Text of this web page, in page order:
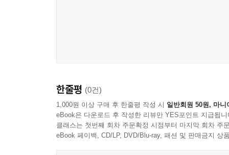
한줄평 (0건)
1,000원 이상 구매 후 한줄평 작성 시 일반회원 50원, 마니
eBook은 다운로드 후 작성한 리뷰만 YES포인트 지급됩니
클래스는 첫번째 회차 주문확정 시점부터 마지막 회차 주
eBook 페이백, CD/LP, DVD/Blu-ray, 패션 및 판매금지 상